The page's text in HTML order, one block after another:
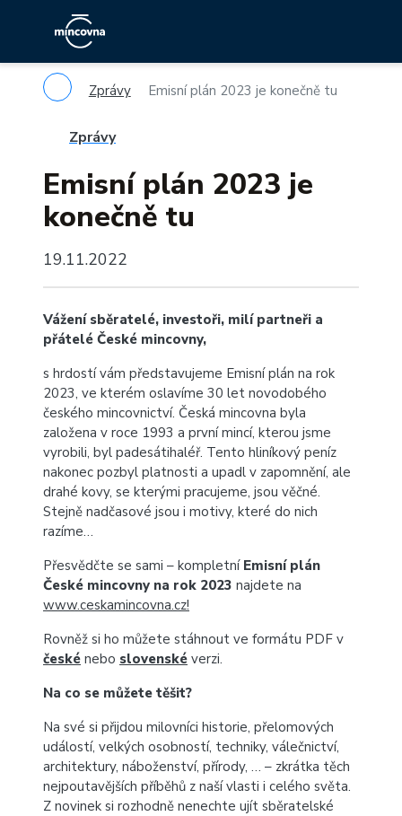
Zprávy Emisní plán 2023 je konečně tu
Zprávy
Emisní plán 2023 je
konečně tu
19.11.2022
Vážení sběratelé, investoři, milí partneři a
přátelé České mincovny,
s hrdostí vám představujeme Emisní plán na rok
2023, ve kterém oslavíme 30 let novodobého
českého mincovnictví. Česká mincovna byla
založena v roce 1993 a první mincí, kterou jsme
vyrobili, byl padesátihaléř. Tento hliníkový peníz
nakonec pozbyl platnosti a upadl v zapomnění, ale
drahé kovy, se kterými pracujeme, jsou věčné.
Stejně nadčasové jsou i motivy, které do nich
razíme…
Přesvědčte se sami – kompletní Emisní plán
České mincovny na rok 2023 najdete na
www.ceskamincovna.cz!
Rovněž si ho můžete stáhnout ve formátu PDF v
české nebo slovenské verzi.
Na co se můžete těšit?
Na své si přijdou milovníci historie, přelomových
událostí, velkých osobností, techniky, válečnictví,
architektury, náboženství, přírody, … – zkrátka těch
nejpoutavějších příběhů z naší vlasti i celého světa.
Z novinek si rozhodně nenechte ujít sběratelské